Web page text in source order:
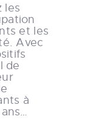
les
et les
Avec
de
à